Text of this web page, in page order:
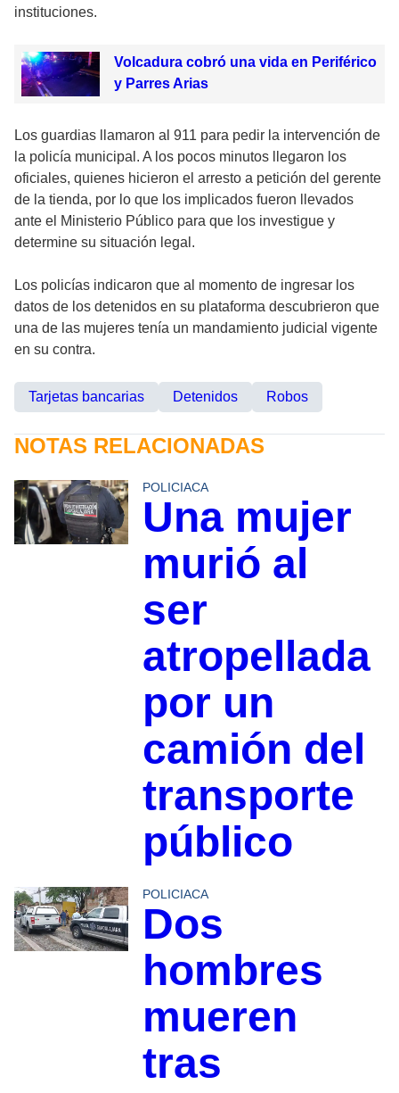
instituciones.
Volcadura cobró una vida en Periférico
y Parres Arias
Los guardias llamaron al 911 para pedir la intervención de
la policía municipal. A los pocos minutos llegaron los
oficiales, quienes hicieron el arresto a petición del gerente
de la tienda, por lo que los implicados fueron llevados
ante el Ministerio Público para que los investigue y
determine su situación legal.
Los policías indicaron que al momento de ingresar los
datos de los detenidos en su plataforma descubrieron que
una de las mujeres tenía un mandamiento judicial vigente
en su contra.
Tarjetas bancarias Detenidos Robos
NOTAS RELACIONADAS
POLICIACA
Una mujer
murió al
ser
atropellada
por un
camión del
transporte
público
POLICIACA
Dos
hombres
mueren
tras